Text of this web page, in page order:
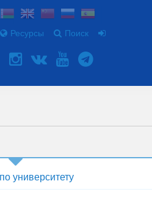
Ресурсы Поиск
университету